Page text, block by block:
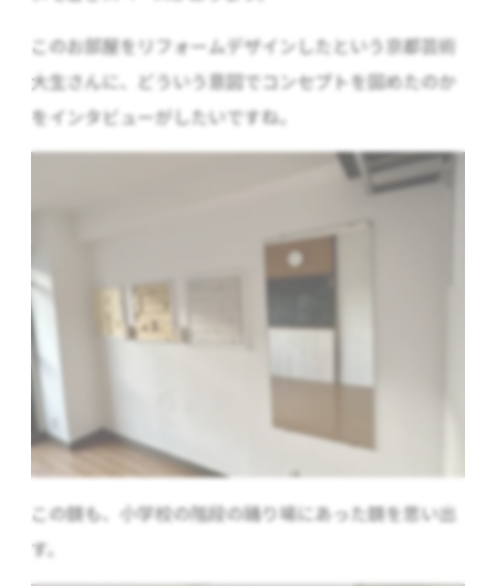
このお部屋をリフォームデザインしたという京都芸術
大生さんに、どういう意図でコンセプトを固めたのか
をインタビューがしたいですね。
この鏡も、小学校の階段の踊り場にあった鏡を思い出
す。